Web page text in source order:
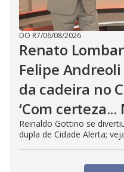
DO R7/06/08/2026
Renato
Felipe
da cadeira no
‘Com certeza...
Reinaldo Gottino se
dupla de Cidade Alerta;